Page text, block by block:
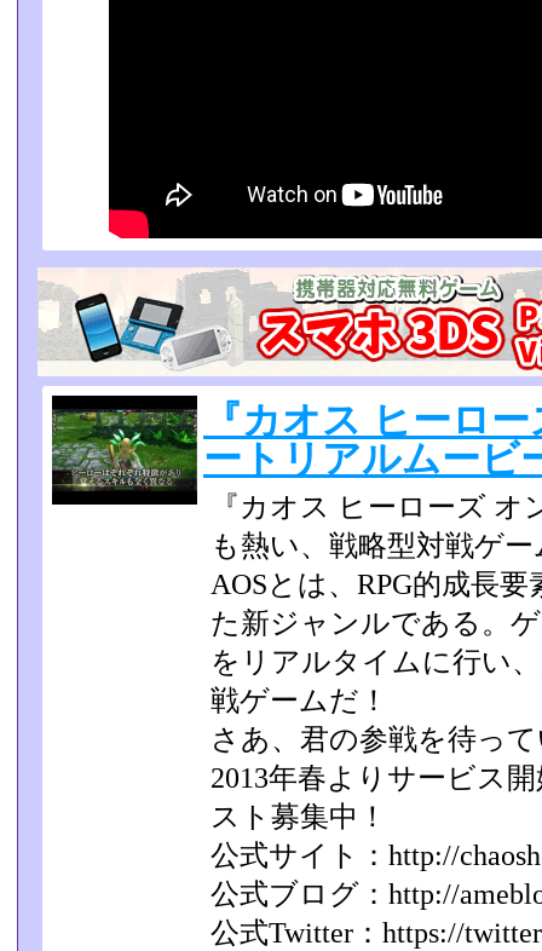
『カオス ヒーロ
ートリアルムー
『カオス ヒーローズ
も熱い、戦略型対戦ゲ
AOSとは、RPG的成長
た新ジャンルである。
をリアルタイムに行い
戦ゲームだ！
さあ、君の参戦を待っ
2013年春よりサービス
スト募集中！
公式サイト：http://
公式ブログ：http://
公式Twitter：https://